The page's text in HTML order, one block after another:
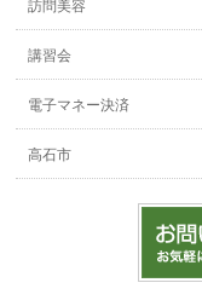
訪問美容
講習会
電子マネー決済
高石市